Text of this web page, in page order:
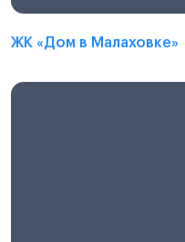
ЖК «Дом в Малаховке»